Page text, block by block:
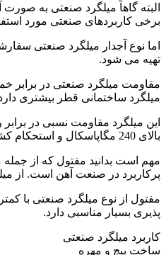
البته گاهاً میلگرد صنعتی به صورت
برخی کاربردهای صنعتی مورد
اما نوع آجدار میلگرد صنعتی
تهیه می شود.
مقاومت میلگرد صنعتی در برابر
میلگرد ساختمانی قطر بیشتری
این میلگرد مقاومت نسبی در
بالای 240 مگاپاسکال و استحکام کششی آن بالای 360 است.
مهم است بدانید مفتول که از
پرکاربرد در صنعت آهن است. از
مفتول از نوع میلگرد صنعتی با
پذیری بسیار مناسبی دارد.
کاربرد میلگرد صنعتی
ساخت پیچ و مهره